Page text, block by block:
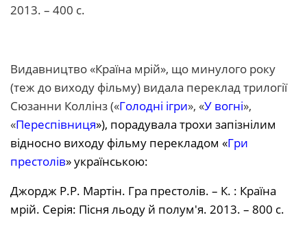
2013. – 400 с.
Видавництво «Країна мрій», що минулого року
(теж до виходу фільму) видала переклад трилогії
Сюзанни Коллінз («Голодні ігри», «У вогні»,
«Переспівниця»), порадувала трохи запізнілим
відносно виходу фільму перекладом «Гри
престолів» українською:
Джордж Р.Р. Мартін. Гра престолів. – К. : Країна
мрій. Серія: Пісня льоду й полум'я. 2013. – 800 с.